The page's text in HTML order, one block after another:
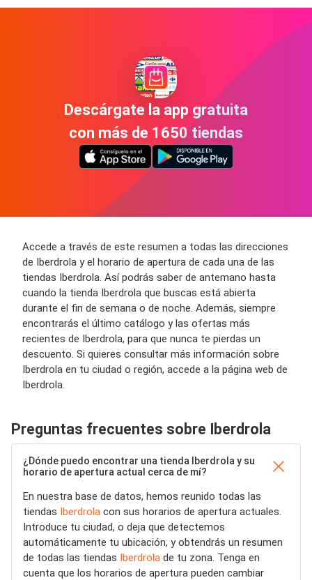
Descárgate la app gratuita
con más de 1650 tiendas
Accede a través de este resumen a todas las direcciones
de Iberdrola y el horario de apertura de cada una de las
tiendas Iberdrola. Así podrás saber de antemano hasta
cuando la tienda Iberdrola que buscas está abierta
durante el fin de semana o de noche. Además, siempre
encontrarás el último catálogo y las ofertas más
recientes de Iberdrola, para que nunca te pierdas un
descuento. Si quieres consultar más información sobre
Iberdrola en tu ciudad o región, accede a la página web de
Iberdrola.
Preguntas frecuentes sobre Iberdrola
¿Dónde puedo encontrar una tienda Iberdrola y su
horario de apertura actual cerca de mí?
En nuestra base de datos, hemos reunido todas las
tiendas Iberdrola con sus horarios de apertura actuales.
Introduce tu ciudad, o deja que detectemos
automáticamente tu ubicación, y obtendrás un resumen
de todas las tiendas Iberdrola de tu zona. Tenga en
cuenta que los horarios de apertura pueden cambiar